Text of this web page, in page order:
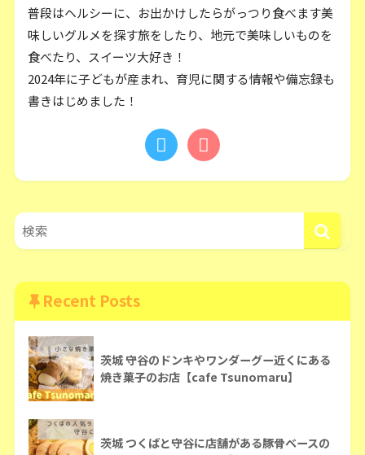
普段はヘルシーに、お出かけしたらがっつり食べます美
味しいグルメを探す旅をしたり、地元で美味しいものを
食べたり、スイーツ大好き！
2024年に子どもが産まれ、育児に関する情報や備忘録も
書きはじめました！
Recent Posts
茨城 守谷のドンキやワンダーグー近くにある
焼き菓子のお店【cafe Tsunomaru】
茨城 つくばと守谷に店舗がある豚骨ベースの